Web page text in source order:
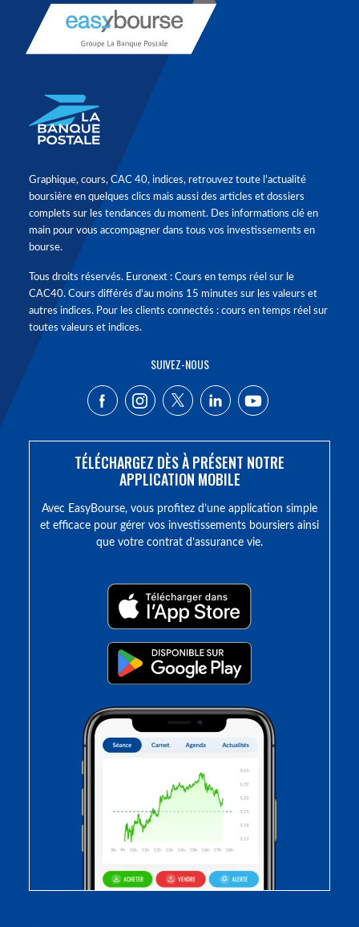
Graphique, cours, CAC 40, indices, retrouvez toute l'actualité
boursière en quelques clics mais aussi des articles et dossiers
complets sur les tendances du moment. Des informations clé en
main pour vous accompagner dans tous vos investissements en
bourse.
Tous droits réservés. Euronext : Cours en temps réel sur le
CAC40. Cours différés d'au moins 15 minutes sur les valeurs et
autres indices. Pour les clients connectés : cours en temps réel sur
toutes valeurs et indices.
SUIVEZ-NOUS
TÉLÉCHARGEZ DÈS À PRÉSENT NOTRE
APPLICATION MOBILE
Avec EasyBourse, vous profitez d’une application simple
et efficace pour gérer vos investissements boursiers ainsi
que votre contrat d’assurance vie.